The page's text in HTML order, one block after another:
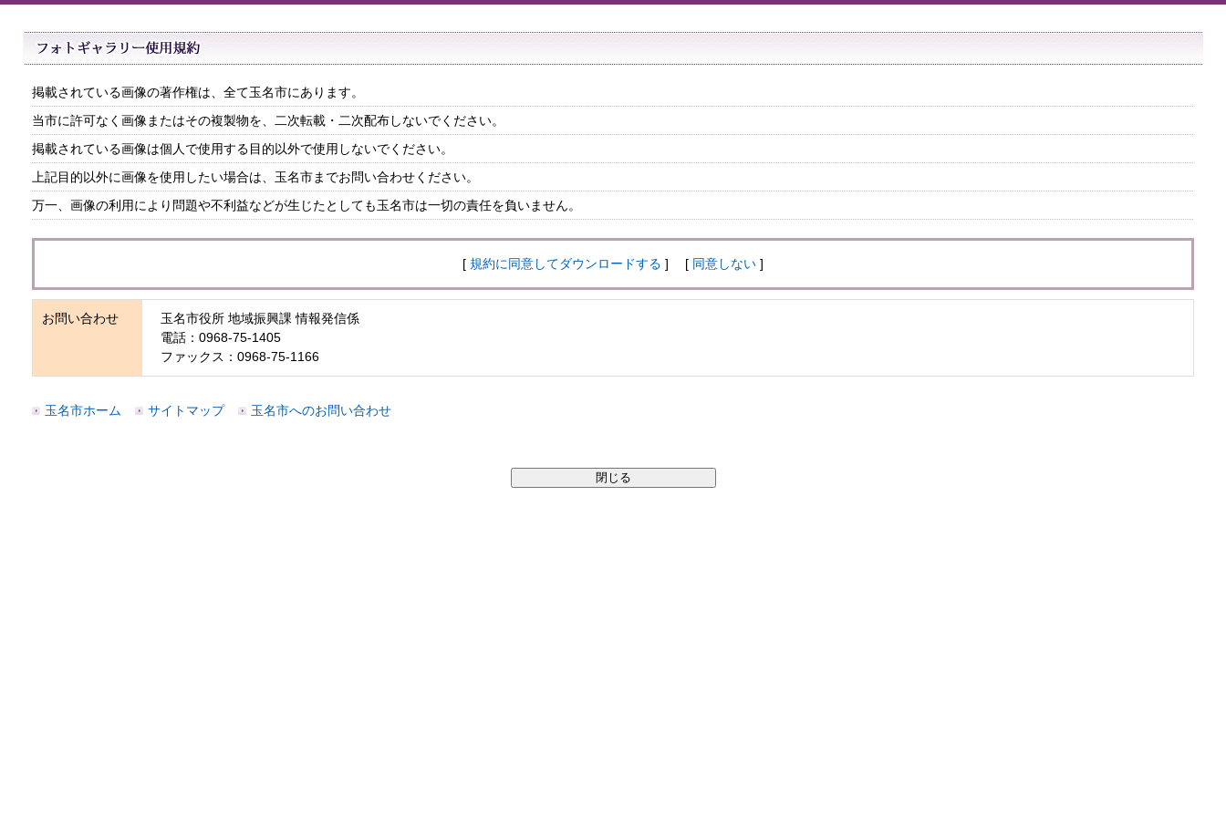
掲載されている画像の著作権は、全て玉名市にあります。
当市に許可なく画像またはその複製物を、二次転載・二次配布しないでください。
掲載されている画像は個人で使用する目的以外で使用しないでください。
上記目的以外に画像を使用したい場合は、玉名市までお問い合わせください。
万一、画像の利用により問題や不利益などが生じたとしても玉名市は一切の責任を負いません。
[ 規約に同意してダウンロードする ] [ 同意しない ]
お問い合わせ
玉名市役所 地域振興課 情報発信係
電話：0968-75-1405
ファックス：0968-75-1166
玉名市ホーム サイトマップ 玉名市へのお問い合わせ